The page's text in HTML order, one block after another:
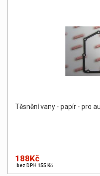
Těsnění vany - papír - pro
188Kč
bez DPH 155 Kč